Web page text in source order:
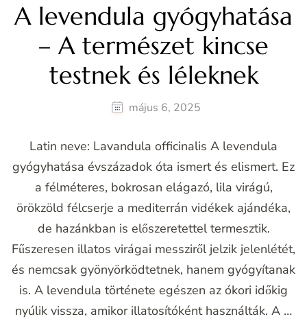
A levendula gyógyhatása
– A természet kincse
testnek és léleknek
május 6, 2025
Latin neve: Lavandula officinalis A levendula
gyógyhatása évszázadok óta ismert és elismert. Ez
a félméteres, bokrosan elágazó, lila virágú,
örökzöld félcserje a mediterrán vidékek ajándéka,
de hazánkban is előszeretettel termesztik.
Fűszeresen illatos virágai messziről jelzik jelenlétét,
és nemcsak gyönyörködtetnek, hanem gyógyítanak
is. A levendula története egészen az ókori időkig
nyúlik vissza, amikor illatosítóként használták. A …